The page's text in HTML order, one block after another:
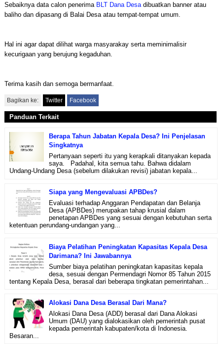
Sebaiknya data calon penerima BLT Dana Desadibuatkan banner atau
baliho dan dipasang di Balai Desa atau tempat-tempat umum.
Hal ini agar dapat dilihat warga masyarakay serta meminimalisir
kecurigaan yang berujung kegaduhan.
Terima kasih dan semoga bermanfaat.
Bagikan ke: Twitter Facebook
Panduan Terkait
Berapa Tahun Jabatan Kepala Desa? Ini Penjelasan
Singkatnya
Pertanyaan seperti itu yang kerapkali ditanyakan kepada
saya. Padahal, kita semua tahu. Bahwa didalam
Undang-Undang Desa (sebelum dilakukan revisi) jabatan kepala...
Siapa yang Mengevaluasi APBDes?
Evaluasi terhadap Anggaran Pendapatan dan Belanja
Desa (APBDes) merupakan tahap krusial dalam
penetapan APBDes yang sesuai dengan kebutuhan serta
ketentuan perundang-undangan yang...
Biaya Pelatihan Peningkatan Kapasitas Kepala Desa
Darimana? Ini Jawabannya
Sumber biaya pelatihan peningkatan kapasitas kepala
desa, sesuai dengan Permendagri Nomor 85 Tahun 2015
tentang Kepala Desa, berasal dari beberapa tingkatan pemerintahan...
Alokasi Dana Desa Berasal Dari Mana?
Alokasi Dana Desa (ADD) berasal dari Dana Alokasi
Umum (DAU) yang dialokasikan oleh pemerintah pusat
kepada pemerintah kabupaten/kota di Indonesia.
Besaran...